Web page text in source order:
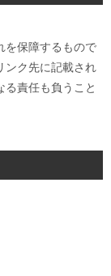
を保障するもので
ンク先に記載され
る責任も負うこと